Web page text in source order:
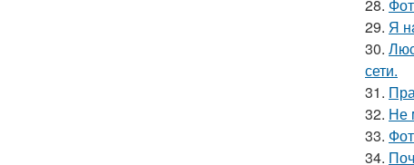
28.
29. Я
30.
сети.
31.
32. Не
33.
34.